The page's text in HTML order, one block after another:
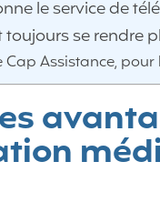
le service de
toujours se rendre
Cap Assistance,